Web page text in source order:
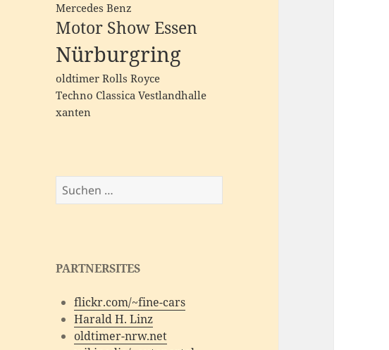
Mercedes Benz
Motor Show Essen
Nürburgring
oldtimerRolls Royce
Techno ClassicaVestlandhalle
xanten
Suchen
nach:
PARTNERSITES
flickr.com/~fine-cars
Harald H. Linz
oldtimer-nrw.net